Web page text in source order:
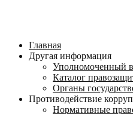
Главная
Другая информация
Уполномоченный
Каталог
Органы
Противодействие
Нормативные